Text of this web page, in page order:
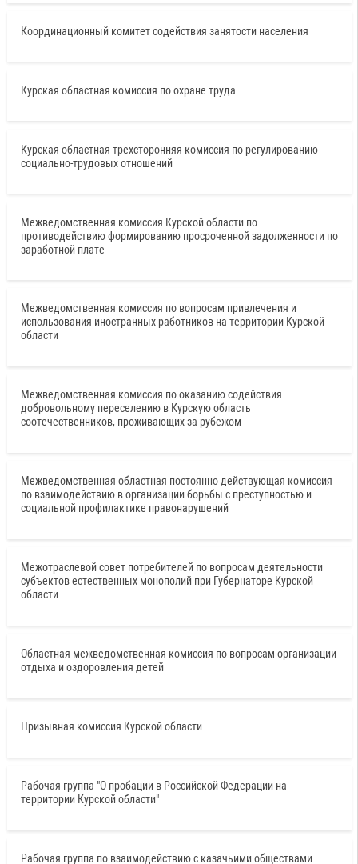
Координационный комитет содействия занятости населения
Курская областная комиссия по охране труда
Курская областная трехсторонняя комиссия по регулированию
социально-трудовых отношений
Межведомственная комиссия Курской области по
противодействию формированию просроченной задолженности по
заработной плате
Межведомственная комиссия по вопросам привлечения и
использования иностранных работников на территории Курской
области
Межведомственная комиссия по оказанию содействия
добровольному переселению в Курскую область
соотечественников, проживающих за рубежом
Межведомственная областная постоянно действующая комиссия
по взаимодействию в организации борьбы с преступностью и
социальной профилактике правонарушений
Межотраслевой совет потребителей по вопросам деятельности
субъектов естественных монополий при Губернаторе Курской
области
Областная межведомственная комиссия по вопросам организации
отдыха и оздоровления детей
Призывная комиссия Курской области
Рабочая группа "О пробации в Российской Федерации на
территории Курской области"
Рабочая группа по взаимодействию с казачьими обществами